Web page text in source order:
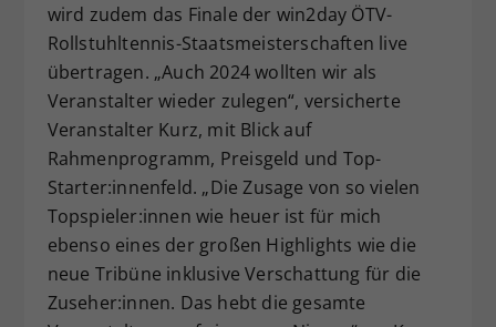
wird zudem das Finale der win2day ÖTV-
Rollstuhltennis-Staatsmeisterschaften live
übertragen. „Auch 2024 wollten wir als
Veranstalter wieder zulegen“, versicherte
Veranstalter Kurz, mit Blick auf
Rahmenprogramm, Preisgeld und Top-
Starter:innenfeld. „Die Zusage von so vielen
Topspieler:innen wie heuer ist für mich
ebenso eines der großen Highlights wie die
neue Tribüne inklusive Verschattung für die
Zuseher:innen. Das hebt die gesamte